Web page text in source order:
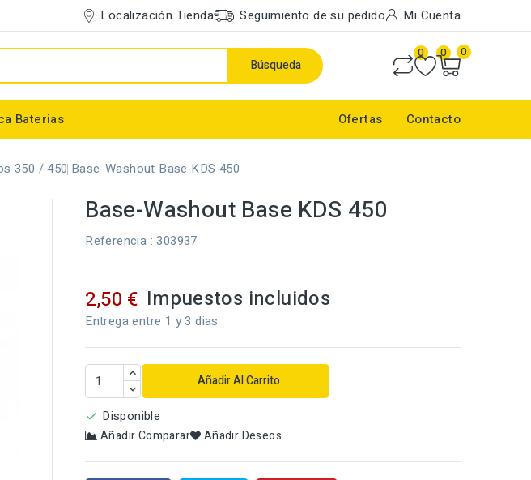
Localización Tienda Seguimiento de su pedido Mi Cuenta
Búsqueda
0 0 0
Baterias Ofertas Contacto
350 / 450 Base-Washout Base KDS 450
Base-Washout Base KDS 450
Referencia : 303937
2,50 € Impuestos incluidos
Entrega entre 1 y 3 dias
Añadir Al Carrito
 Disponible
Añadir Comparar Añadir Deseos